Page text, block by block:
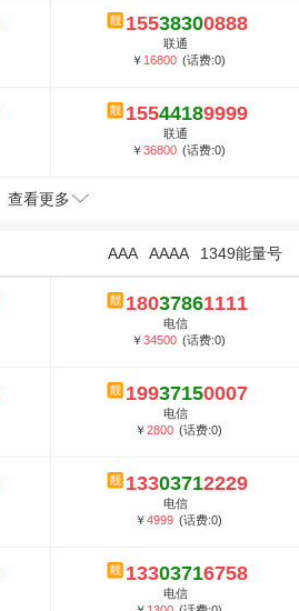
15538300888
联通
￥ 16800 (话费:0)
15544189999
联通
￥36800 (话费:0)
查看更多
1349能量号
AAAA
AAA
18037861111
电信
￥34500 (话费:0)
19937150007
电信
￥2800 (话费:0)
13303712229
电信
￥4999 (话费:0)
13303716758
电信